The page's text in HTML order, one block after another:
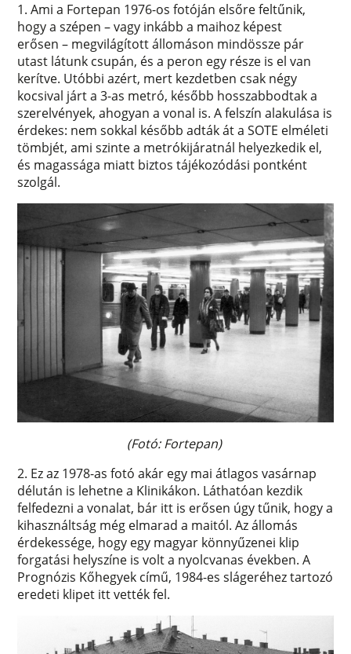
1. Ami a Fortepan 1976-os fotóján elsőre feltűnik,
hogy a szépen – vagy inkább a maihoz képest
erősen – megvilágított állomáson mindössze pár
utast látunk csupán, és a peron egy része is el van
kerítve. Utóbbi azért, mert kezdetben csak négy
kocsival járt a 3-as metró, később hosszabbodtak a
szerelvények, ahogyan a vonal is. A felszín alakulása is
érdekes: nem sokkal később adták át a SOTE elméleti
tömbjét, ami szinte a metrókijáratnál helyezkedik el,
és magassága miatt biztos tájékozódási pontként
szolgál.
(Fotó: Fortepan)
2. Ez az 1978-as fotó akár egy mai átlagos vasárnap
délután is lehetne a Klinikákon. Láthatóan kezdik
felfedezni a vonalat, bár itt is erősen úgy tűnik, hogy a
kihasználtság még elmarad a maitól. Az állomás
érdekessége, hogy egy magyar könnyűzenei klip
forgatási helyszíne is volt a nyolcvanas években. A
Prognózis Kőhegyek című, 1984-es slágeréhez tartozó
eredeti klipet itt vették fel.